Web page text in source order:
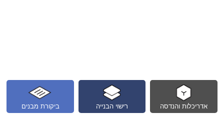
ביקורת מבנים רישוי הבנייה אדריכלות והנדסה